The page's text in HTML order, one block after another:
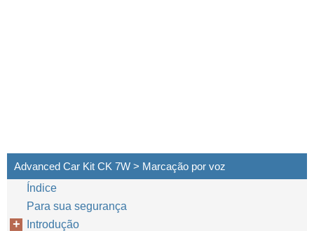
Advanced Car Kit CK 7W > Marcação por voz
Índice
Para sua segurança
Introdução